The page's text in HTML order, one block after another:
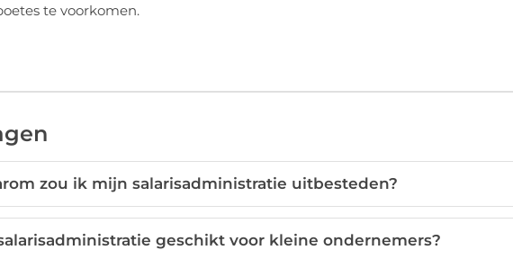
te voorkomen.
zou ik mijn salarisadministratie uitbesteden?
geschikt voor kleine ondernemers?